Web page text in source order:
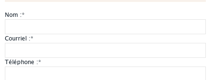
Nom :*
Courriel :*
Téléphone :*